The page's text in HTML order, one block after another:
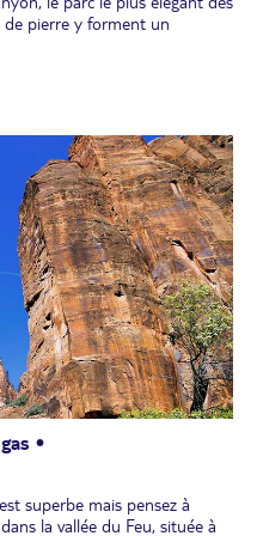
de pierre y forment un
•
superbe mais pensez à
la vallée du Feu, située à